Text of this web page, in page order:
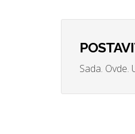
Sada. Ovde.